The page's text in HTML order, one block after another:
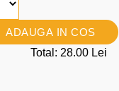
ADAUGA IN COS
Total: 28.00 Lei